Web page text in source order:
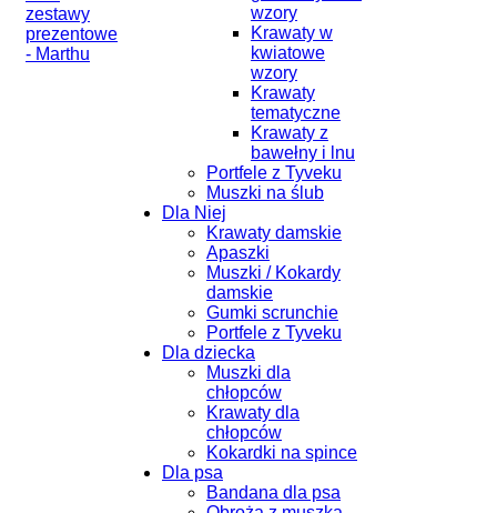
zestawy
prezentowe
- Marthu
wzory
Krawaty w
kwiatowe
wzory
Krawaty
tematyczne
Krawaty z
bawełny i lnu
Portfele z Tyveku
Muszki na ślub
Dla Niej
Krawaty damskie
Apaszki
Muszki / Kokardy
damskie
Gumki scrunchie
Portfele z Tyveku
Dla dziecka
Muszki dla
chłopców
Krawaty dla
chłopców
Kokardki na spince
Dla psa
Bandana dla psa